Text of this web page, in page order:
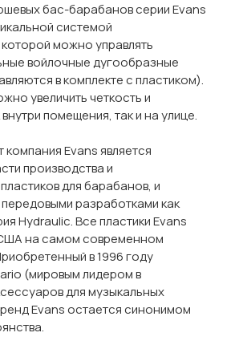
бас-барабанов серии Evans
системой
можно управлять
войлочные дугообразные
в комплекте с пластиком).
увеличить четкость и
помещения, так и на улице.
Evans является
производства и
для барабанов, и
разработками как
Hydraulic. Все пластики Evans
на самом современном
в 1996 году
(мировым лидером в
для музыкальных
Evans остается синонимом